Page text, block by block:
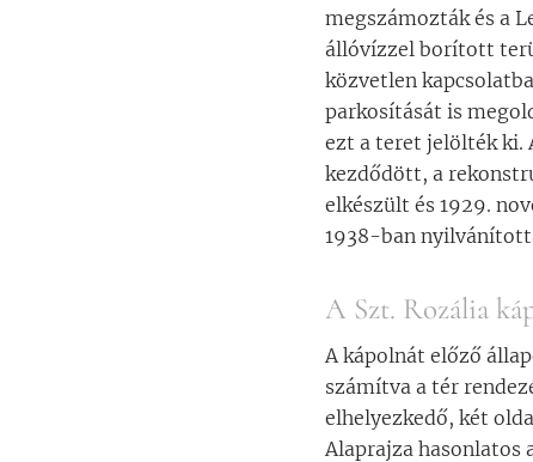
megszámozták és a
állóvízzel borított
közvetlen
parkosítását is
ezt a teret jelölték ki.
kezdődött, a
elkészült és 1929.
1938-ban
A Szt. Rozália
A kápolnát előző
számítva a tér
elhelyezkedő, két
Alaprajza hasonlatos